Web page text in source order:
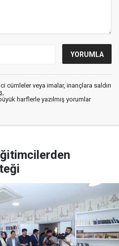
cümleler veya imalar, inançlara saldırı
harflerle yazılmış yorumlar